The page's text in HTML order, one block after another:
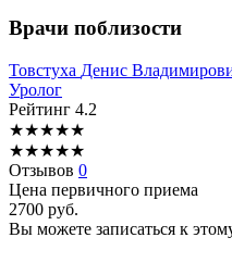
Врачи поблизости
Товстуха Денис
Уролог
Рейтинг 4.2
★★★★★
★★★★★
Отзывов 0
Цена первичного приема
2700 руб.
Вы можете записаться к